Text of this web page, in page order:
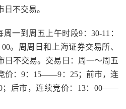
日不交易。
一到周五上午时段9：30-11：
。周周日和上海证券交易所、
日不交易。交易日：周一～周五
价：9：15——9：25；前市，连
后市，连续竞价：13：00——